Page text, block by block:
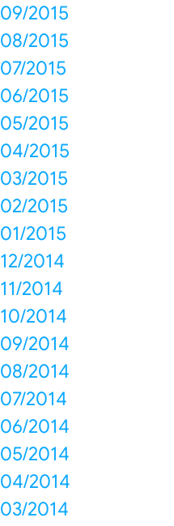
09/2015
08/2015
07/2015
06/2015
05/2015
04/2015
03/2015
02/2015
01/2015
12/2014
11/2014
10/2014
09/2014
08/2014
07/2014
06/2014
05/2014
04/2014
03/2014